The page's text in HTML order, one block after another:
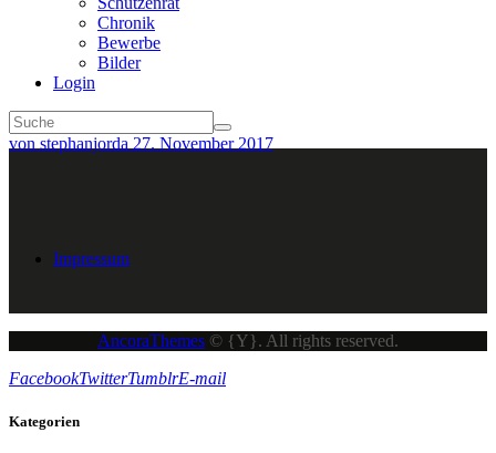
Chronik
Bewerbe
Bilder
Login
von stephanjorda 27. November 2017
Impressum
AncoraThemes © {Y}. All rights reserved.
FacebookTwitterTumblrE-mail
Kategorien